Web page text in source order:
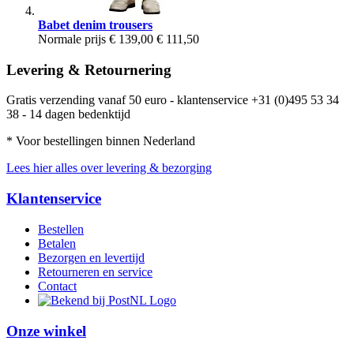
Babet denim trousers
Normale prijs € 139,00 € 111,50
Levering & Retournering
Gratis verzending vanaf 50 euro - klantenservice +31 (0)495 53 34
38 - 14 dagen bedenktijd
* Voor bestellingen binnen Nederland
Lees hier alles over levering & bezorging
Klantenservice
Bestellen
Betalen
Bezorgen en levertijd
Retourneren en service
Contact
Onze winkel